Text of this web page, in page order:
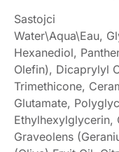
Sastojci
Water\Aqua\Eau,
Hexanediol,
Olefin), Dicaprylyl
Trimethicone,
Glutamate,
Ethylhexylglycerin,
Graveolens